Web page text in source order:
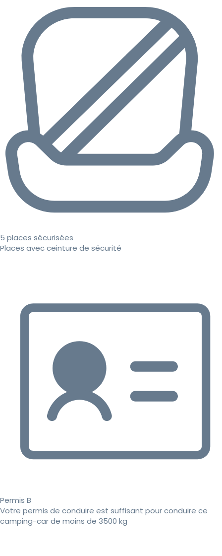
5 places sécurisées
Places avec ceinture de sécurité
Permis B
Votre permis de conduire est suffisant pour conduire ce
camping-car de moins de 3500 kg